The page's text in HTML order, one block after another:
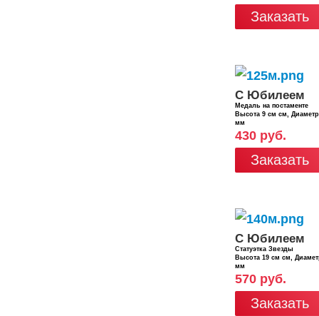
Заказать
С Юбилеем
Медаль на постаменте
Высота 9 см см,
мм
430 руб.
Заказать
С Юбилеем
Статуэтка Звезды
Высота 19 см см,
мм
570 руб.
Заказать